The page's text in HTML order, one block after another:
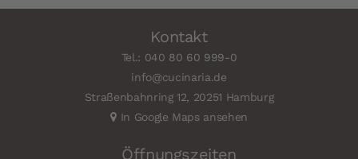
Kontakt
Tel.: 040 80 60 999-0
info@cucinaria.de
Straßenbahnring 12, 20251 Hamburg
In Google Maps ansehen
Öffnungszeiten